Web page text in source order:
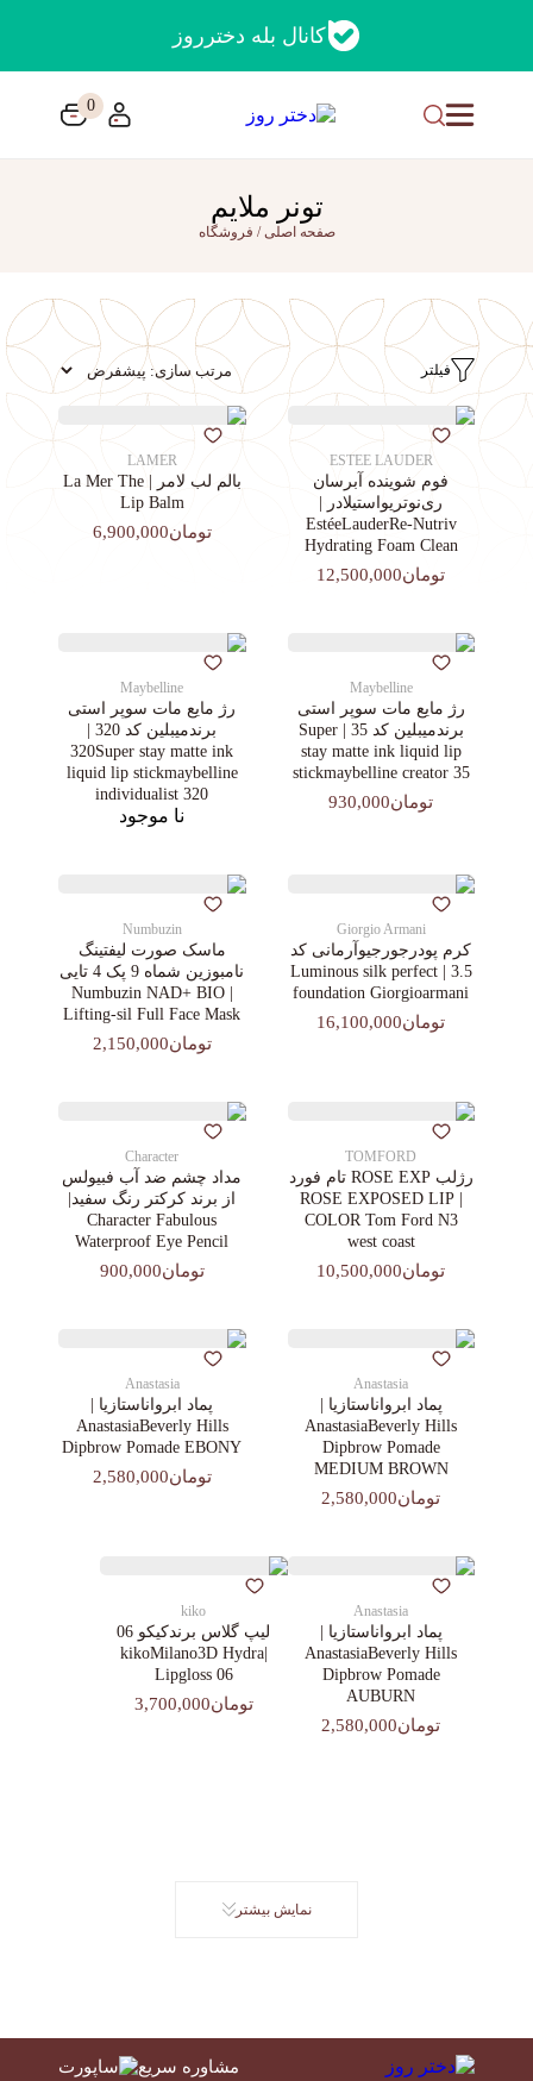
کانال بله دخترروز
0
تونر ملایم
صفحه اصلی/ فروشگاه
فیلتر
ESTEE LAUDER
فوم شوینده آبرسان
ری‌نوتریواستیلادر |
EstéeLauderRe-Nutriv
Hydrating Foam Clean
تومان12,500,000
LAMER
بالم لب لامر | La Mer The
Lip Balm
تومان6,900,000
Maybelline
رژ مایع مات سوپر استی‌
برندمیبلین کد 35 | Super
stay matte ink liquid lip
stickmaybelline creator 35
تومان930,000
Maybelline
رژ مایع مات سوپر استی‌
برندمیبلین کد 320 |
320Super stay matte ink
liquid lip stickmaybelline
individualist 320
نا موجود
Giorgio Armani
کرم پودرجورجیوآرمانی کد
3.5 | Luminous silk perfect
foundation Giorgioarmani
تومان16,100,000
Numbuzin
ماسک صورت لیفتینگ
نامبوزین شماه 9 پک 4 تایی
| Numbuzin NAD+ BIO
Lifting-sil Full Face Mask
تومان2,150,000
TOMFORD
رژلب ROSE EXP تام فورد
| ROSE EXPOSED LIP
COLOR Tom Ford N3
west coast
تومان10,500,000
Character
مداد چشم ضد آب فبیولس
از برند کرکتر رنگ سفید|
Character Fabulous
Waterproof Eye Pencil
تومان900,000
Anastasia
پماد ابرواناستازیا |
AnastasiaBeverly Hills
Dipbrow Pomade
MEDIUM BROWN
تومان2,580,000
Anastasia
پماد ابرواناستازیا |
AnastasiaBeverly Hills
Dipbrow Pomade EBONY
تومان2,580,000
Anastasia
پماد ابرواناستازیا |
AnastasiaBeverly Hills
Dipbrow Pomade
AUBURN
تومان2,580,000
kiko
لیپ گلاس‌ برندکیکو 06
|kikoMilano3D Hydra
Lipgloss 06
تومان3,700,000
نمایش بیشتر
مشاوره سریع